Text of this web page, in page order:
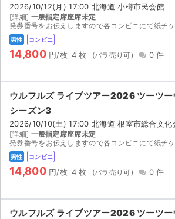
2026/10/12(月) 17:00 北海道 小樽市民会館
[詳細] 一般指定席座席未定
発券番号をお伝えしますので各コンビニにて紙チケットを発券してください。お座席は紙チケットを発券してみな
男性 コンビニ
14,800 円/枚 4 枚 0 件
ウルフルズ ライブツアー2026 ツーツ
シーズン3
2026/10/10(土) 17:00 北海道 根室市総合文化
[詳細] 一般指定席座席未定
発券番号をお伝えしますので各コンビニにて紙チケットを発券してください。お座席は紙チケットを発券してみな
男性 コンビニ
14,800 円/枚 4 枚 0 件
ウルフルズ ライブツアー2026 ツーツ